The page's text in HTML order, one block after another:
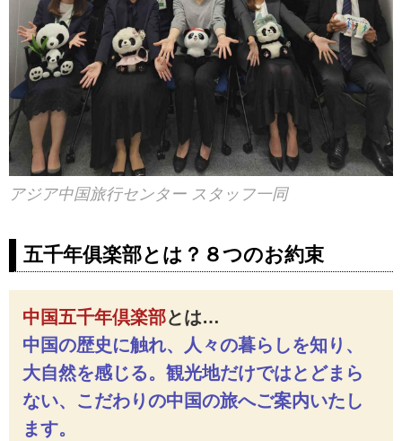
アジア中国旅行センター スタッフ一同
五千年俱楽部とは？８つのお約束
中国五千年倶楽部とは…
中国の歴史に触れ、人々の暮らしを知り、
大自然を感じる。観光地だけではとどまら
ない、こだわりの中国の旅へご案内いたし
ます。